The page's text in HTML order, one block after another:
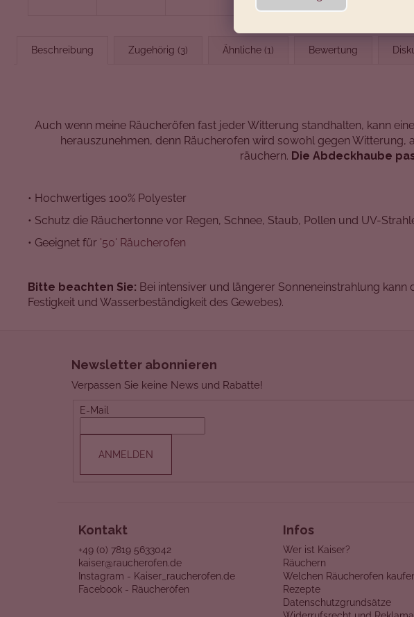
Beschreibung Zugehörig (3) Ähnliche (1) Bewertung
Auch wenn meine Räucheröfen fast jeder Witterung standhalten, kann
herauszunehmen, denn Räucherofen wird sowohl gegen
räuchern. Die Abdeckhaube
• Hochwertiges 100% Polyester
• Schutz die Räuchertonne vor Regen, Schnee, Staub, Pollen und UV-
• Geeignet für '50' Räucherofen
Bitte beachten Sie: Bei intensiver und längerer Sonneneinstrahlung
Festigkeit und Wasserbeständigkeit des Gewebes).
Newsletter abonnieren
Verpassen Sie keine News und Rabatte!
E-Mail
ANMELDEN
Kontakt
+49 (0) 7819 5633042
kaiser@raucherofen.de
Instagram - Kaiser_raucherofen.de
Facebook - Räucheröfen
Infos
Wer ist Kaiser?
Räuchern
Welchen Räucherofen
Rezepte
Datenschutzgrundsätze